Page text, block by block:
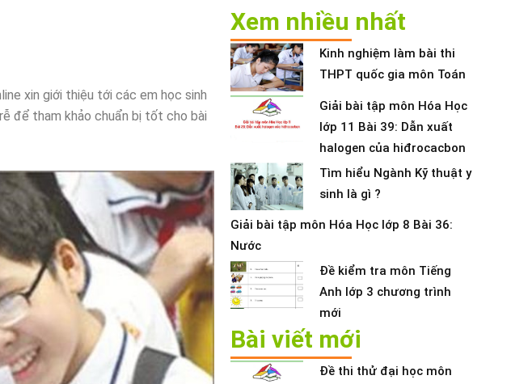
xin giới thiệu tới các em học sinh
để tham khảo chuẩn bị tốt cho bài
Xem nhiều nhất
Kinh nghiệm làm bài thi
THPT quốc gia môn Toán
Giải bài tập môn Hóa Học
lớp 11 Bài 39: Dẫn xuất
halogen của hiđrocacbon
Tìm hiểu Ngành Kỹ thuật y
sinh là gì ?
Giải bài tập môn Hóa Học lớp 8 Bài 36:
Nước
Đề kiểm tra môn Tiếng
Anh lớp 3 chương trình
mới
Bài viết mới
Đề thi thử đại học môn